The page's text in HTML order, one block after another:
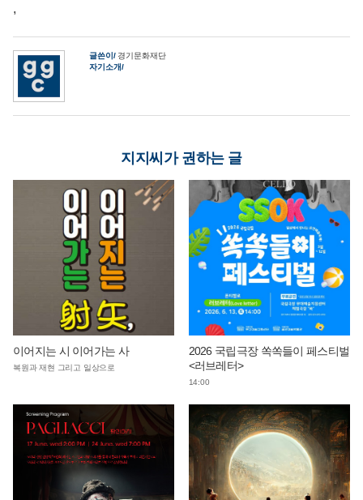
,
글쓴이
경기문화재단
자기소개
지지씨가 권하는 글
이어지는 시 이어가는 사
복원과 재현 그리고 일상으로
2026 국립극장 쏙쏙들이 페스티벌
<러브레터>
14:00